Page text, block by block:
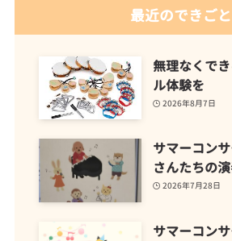
最近のできごと
無理なくで
ル体験を
2026年8月7日
サマーコン
さんたちの
2026年7月28日
サマーコン